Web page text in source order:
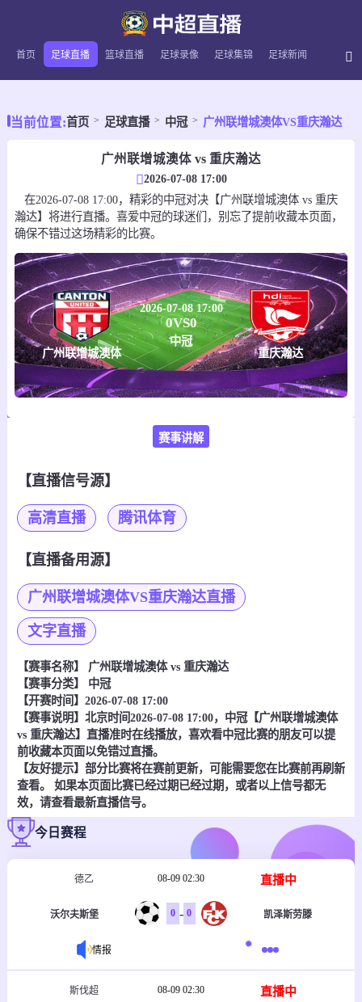
首页 足球直播 篮球直播 足球录像 足球集锦 足球新闻
当前位置:首页 足球直播 中冠 广州联增城澳体VS重庆瀚达
广州联增城澳体 vs 重庆瀚达
2026-07-08 17:00
在2026-07-08 17:00，精彩的中冠对决【广州联增城澳体 vs 重庆
瀚达】将进行直播。喜爱中冠的球迷们，别忘了提前收藏本页面，
确保不错过这场精彩的比赛。
广州联增城澳体
2026-07-08 17:00
0VS0
中冠
重庆瀚达
赛事讲解
【直播信号源】
高清直播 腾讯体育
【直播备用源】
广州联增城澳体VS重庆瀚达直播
文字直播
【赛事名称】 广州联增城澳体 vs 重庆瀚达
【赛事分类】 中冠
【开赛时间】2026-07-08 17:00
【赛事说明】北京时间2026-07-08 17:00，中冠【广州联增城澳体
vs 重庆瀚达】直播准时在线播放，喜欢看中冠比赛的朋友可以提
前收藏本页面以免错过直播。
【友好提示】部分比赛将在赛前更新，可能需要您在比赛前再刷新
查看。 如果本页面比赛已经过期已经过期，或者以上信号都无
效，请查看最新直播信号。
今日赛程
德乙 08-09 02:30 直播中
沃尔夫斯堡 0 - 0 凯泽斯劳滕
情报
斯伐超 08-09 02:30 直播中